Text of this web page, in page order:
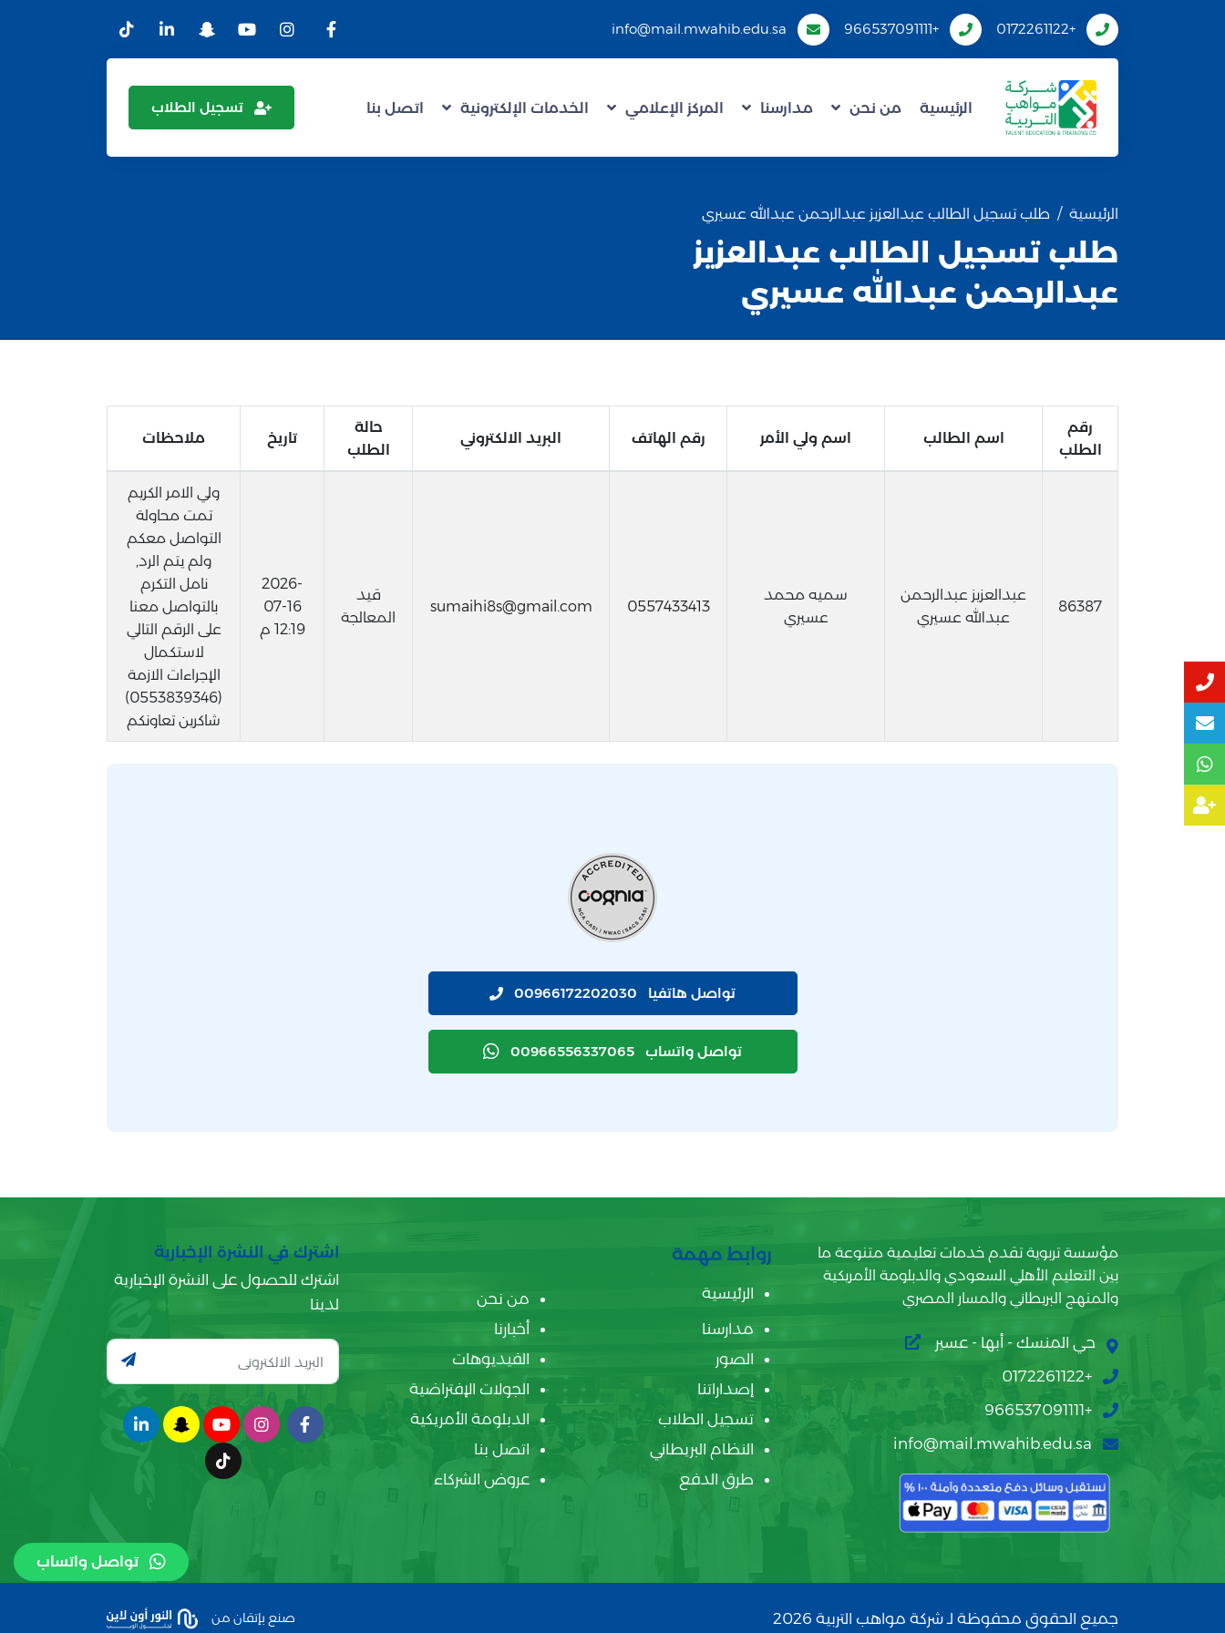
+0172261122
+966537091111
info@mail.mwahib.edu.sa
الرئيسية من نحن مدارسنا المركز الإعلامي الخدمات الإلكترونية اتصل بنا تسجيل الطلاب
الرئيسية طلب تسجيل الطالب عبدالعزيز عبدالرحمن عبدالله عسيري
طلب تسجيل الطالب عبدالعزيز
عبدالرحمن عبدالله عسيري
رقم
الطلب
اسم الطالب اسم ولي الأمر رقم الهاتف البريد الالكتروني
حالة
الطلب
تاريخ ملاحظات
86387
عبدالعزيز عبدالرحمن
عبدالله عسيري
سميه محمد
عسيري
0557433413
sumaihi8s@gmail.com
قيد
المعالجة
2026-
07-16
12:19 م
ولي الامر الكريم
تمت محاولة
التواصل معكم
ولم يتم الرد,
نامل التكرم
بالتواصل معنا
على الرقم التالي
لاستكمال
الإجراءات الازمة
(0553839346)
شاكرين تعاونكم
تواصل هاتفيا 00966172202030
تواصل واتساب 00966556337065
تواصل واتساب
مؤسسة تربوية تقدم خدمات تعليمية متنوعة ما
بين التعليم الأهلي السعودي والدبلومة الأمريكية
والمنهج البريطاني والمسار المصري
حي المنسك - أبها - عسير
+0172261122
+966537091111
info@mail.mwahib.edu.sa
روابط مهمة
الرئيسية
من نحن
مدارسنا
أخبارنا
الصور
الفيديوهات
إصداراتنا
الجولات الإفتراضية
تسجيل الطلاب
الدبلومة الأمريكية
النظام البريطاني
اتصل بنا
طرق الدفع
عروض الشركاء
اشترك في النشرة الإخبارية
اشترك للحصول على النشرة الإخبارية
لدينا
جميع الحقوق محفوظة لـ شركة مواهب التربية 2026 صنع بإتقان من